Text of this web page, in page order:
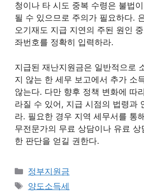
청이나 타 시도 중복 수령은 불법
될 수 있으므로 주의가 필요하다.
오기재도 지급 지연의 주된 원인
좌번호를 정확히 입력하라.
지급된 재난지원금은 일반적으로
지 않는 한 세무 보고에서 추가 소
않는다. 다만 향후 정책 변화에 따
라질 수 있어, 지급 시점의 법령과
라. 필요한 경우 지역 세무서를 통
무전문가의 무료 상담이나 유료
한 판단을 얻길 권한다.
카
테
정부지원금
태
양도소득세